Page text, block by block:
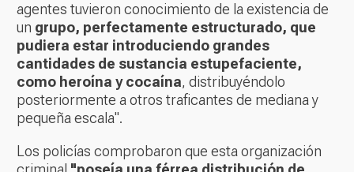
agentes tuvieron conocimiento de la existencia de
un grupo, perfectamente estructurado, que
pudiera estar introduciendo grandes
cantidades de sustancia estupefaciente,
como heroína y cocaína, distribuyéndolo
posteriormente a otros traficantes de mediana y
pequeña escala".
Los policías comprobaron que esta organización